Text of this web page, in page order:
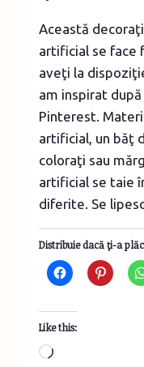
Această
artificial se face
aveţi la
am inspirat
Pinterest.
artificial, un băţ
coloraţi sau
artificial se taie
diferite. Se
Distribuie dacă ţi-a
Like this:
Loading…